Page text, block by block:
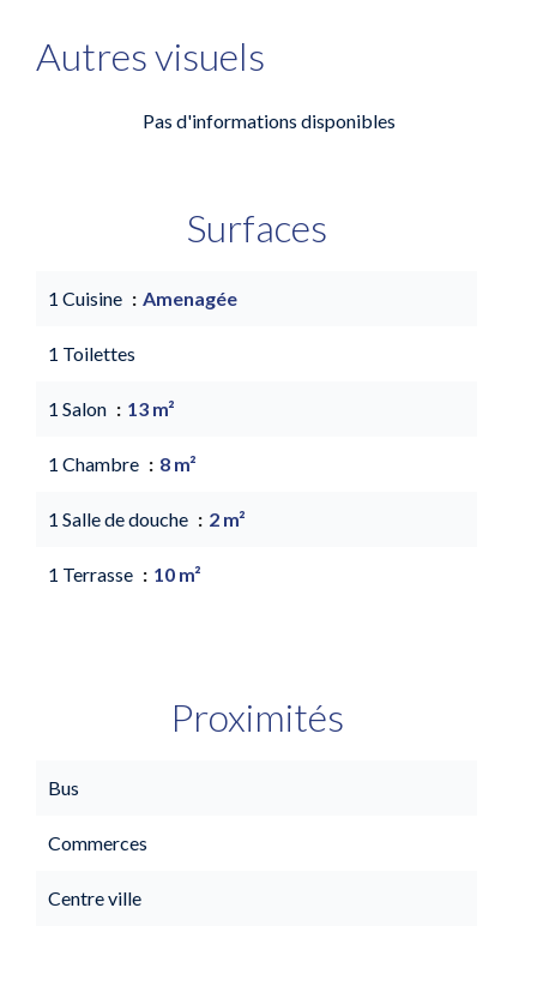
Autres visuels
Pas d'informations disponibles
Surfaces
1 Cuisine Amenagée
1 Toilettes
1 Salon 13 m²
1 Chambre 8 m²
1 Salle de douche 2 m²
1 Terrasse 10 m²
Proximités
Bus
Commerces
Centre ville